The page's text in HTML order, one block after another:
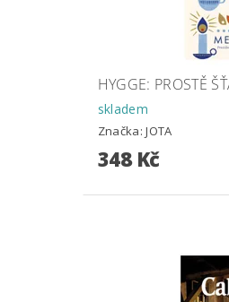
HYGGE: PROSTĚ
skladem
Značka:JOTA
348 Kč